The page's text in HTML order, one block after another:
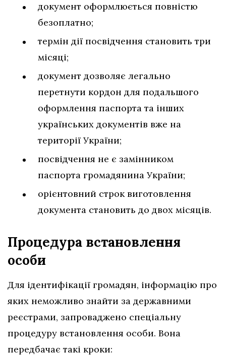
документ оформлюється повністю
безоплатно;
термін дії посвідчення становить три
місяці;
документ дозволяє легально
перетнути кордон для подальшого
оформлення паспорта та інших
українських документів вже на
території України;
посвідчення не є замінником
паспорта громадянина України;
орієнтовний строк виготовлення
документа становить до двох місяців.
Процедура встановлення
особи
Для ідентифікації громадян, інформацію про
яких неможливо знайти за державними
реєстрами, запроваджено спеціальну
процедуру встановлення особи. Вона
передбачає такі кроки: